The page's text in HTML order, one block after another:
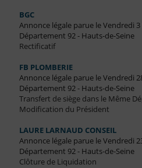
BGC
Annonce légale parue le Vendredi
Département 92 - Hauts-de-Seine
Rectificatif
FB PLOMBERIE
Annonce légale parue le Vendredi
Département 92 - Hauts-de-Seine
Transfert de siège dans le Même
Modification du Président
LAURE LARNAUD CONSEIL
Annonce légale parue le Vendredi
Département 92 - Hauts-de-Seine
Clôture de Liquidation